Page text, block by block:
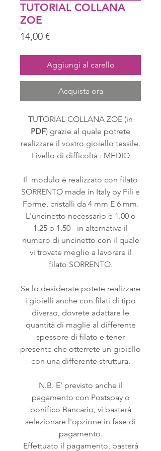
TUTORIAL COLLANA
ZOE
14,00 €Prezzo
Aggiungi al carello
Acquista ora
TUTORIAL COLLANA ZOE (in
PDF) grazie al quale potrete
realizzare il vostro gioiello tessile.
Livello di difficoltà : MEDIO
Il modulo è realizzato con filato
SORRENTO made in Italy by Fili e
Forme, cristalli da 4 mm E 6 mm.
L'uncinetto necessario è 1.00 o
1.25 o 1.50 - in alternativa il
numero di uncinetto con il quale
vi trovate meglio a lavorare il
filato SORRENTO.
Se lo desiderate potete realizzare
i gioielli anche con filati di tipo
diverso, dovrete adattare le
quantità di maglie al differente
spessore di filato e tener
presente che otterrete un gioiello
con una differente struttura.
N.B. E' previsto anche il
pagamento con Postspay o
bonifico Bancario, vi basterà
selezionare l'opzione in fase di
pagamento.
Effettuato il pagamento, basterà